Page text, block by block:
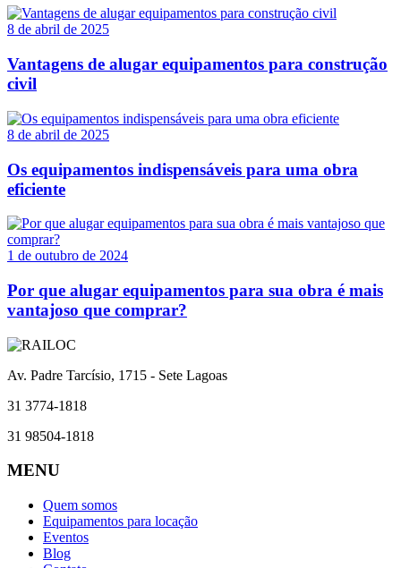
8 de abril de 2025
Vantagens de alugar equipamentos para construção
civil
8 de abril de 2025
Os equipamentos indispensáveis para uma obra
eficiente
1 de outubro de 2024
Por que alugar equipamentos para sua obra é mais
vantajoso que comprar?
Av. Padre Tarcísio, 1715 - Sete Lagoas
31 3774-1818
31 98504-1818
MENU
Quem somos
Equipamentos para locação
Eventos
Blog